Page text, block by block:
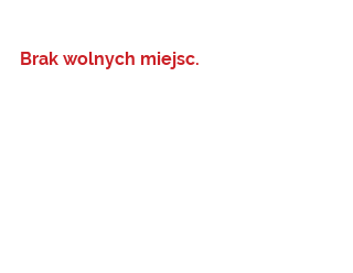
Brak wolnych miejsc.